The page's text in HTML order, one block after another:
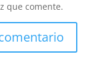
que comente.